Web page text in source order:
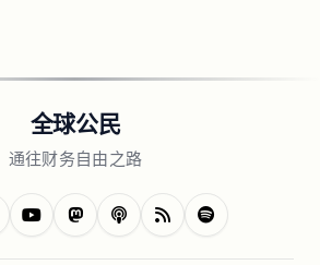
全球公民
通往财务自由之路